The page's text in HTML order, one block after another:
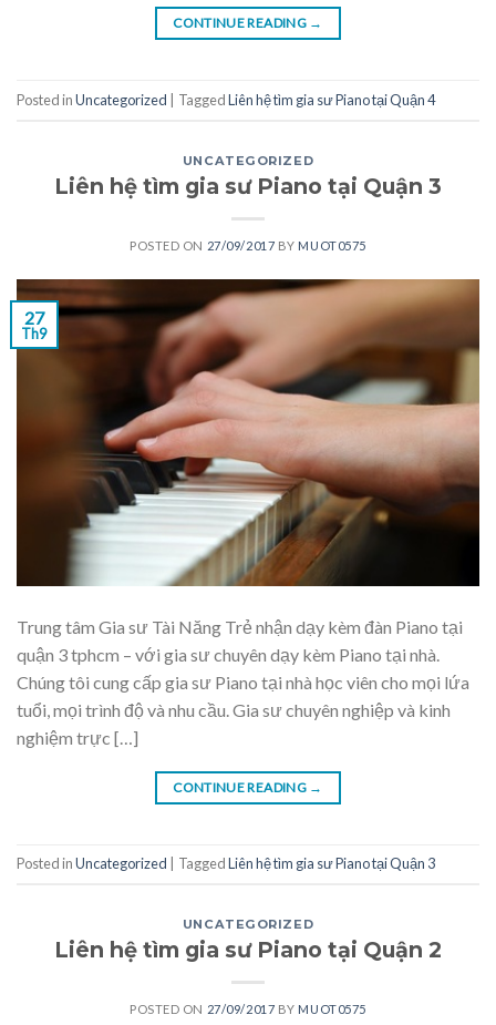
CONTINUE READING →
Posted inUncategorized TaggedLiên hệ tìm gia sư Piano tại Quận 4
UNCATEGORIZED
Liên hệ tìm gia sư Piano tại Quận 3
POSTED ON 27/09/2017 BY MUOT0575
27
Th9
Trung tâm Gia sư Tài Năng Trẻ nhận dạy kèm đàn Piano tại
quận 3 tphcm – với gia sư chuyên dạy kèm Piano tại nhà.
Chúng tôi cung cấp gia sư Piano tại nhà học viên cho mọi lứa
tuổi, mọi trình độ và nhu cầu. Gia sư chuyên nghiệp và kinh
nghiệm trực […]
CONTINUE READING →
Posted inUncategorized TaggedLiên hệ tìm gia sư Piano tại Quận 3
UNCATEGORIZED
Liên hệ tìm gia sư Piano tại Quận 2
POSTED ON 27/09/2017 BY MUOT0575